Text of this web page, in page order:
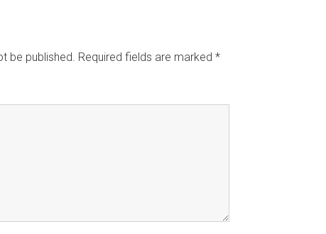
be published. Required fields are marked *